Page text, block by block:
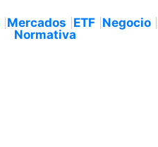
Mercados ETF Negocio
Normativa